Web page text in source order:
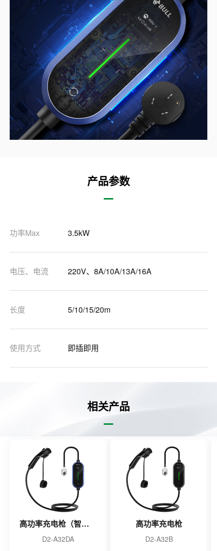
产品参数
功率Max 3.5kW
电压、电流 220V、8A/10A/13A/16A
长度 5/10/15/20m
使用方式 即插即用
相关产品
高功率充电枪（智联款）
D2-A32DA
高功率充电枪
D2-A32B